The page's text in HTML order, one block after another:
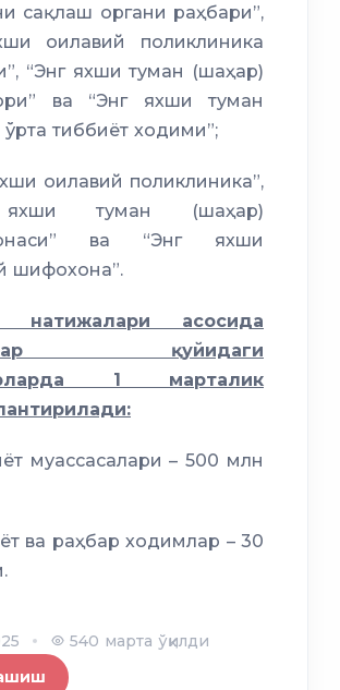
сақлаш органи раҳбари”,
оилавий поликлиника
“Энг яхши туман (шаҳар)
ва “Энг яхши туман
тиббиёт ходими”;
оилавий поликлиника”,
туман (шаҳар)
ва “Энг яхши
шифохона”.
натижалари асосида
қуйидаги
1 марталик
муассасалари – 500 млн
ва раҳбар ходимлар – 30
540 марта ўқилди